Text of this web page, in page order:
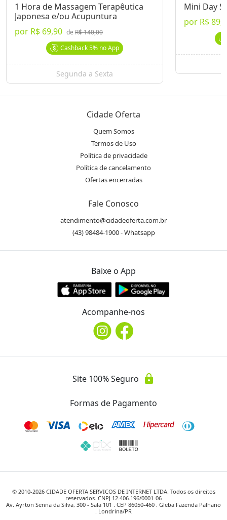
1 Hora de Massagem Terapêutica
Japonesa e/ou Acupuntura
por R$ 69,90 deR$ 140,00
Cashback5%no App
Segunda a Sexta
Mini Day
por R$
Cidade Oferta
Quem Somos
Termos de Uso
Política de privacidade
Política de cancelamento
Ofertas encerradas
Fale Conosco
atendimento@cidadeoferta.com.br
(43) 98484-1900 - Whatsapp
Baixe o App
Acompanhe-nos
Site 100% Seguro lock
Formas de Pagamento
© 2010-2026CIDADE OFERTA SERVICOS DE INTERNET LTDA. Todos os direitos
reservados. CNPJ 12.406.196/0001-06
Av. Ayrton Senna da Silva, 300 - Sala 101 . CEP 86050-460 . Gleba Fazenda Palhano
. Londrina/PR